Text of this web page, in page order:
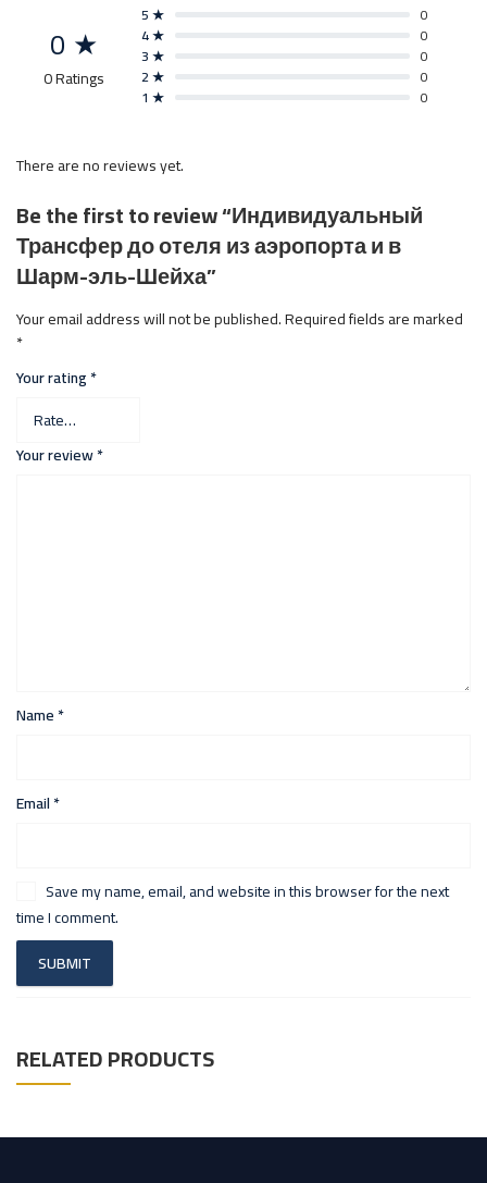
0 ★
0 Ratings
5 ★
0
4 ★
0
3 ★
0
2 ★
0
1 ★
0
There are no reviews yet.
Be the first to review “Индивидуальный
Трансфер до отеля из аэропорта и в
Шарм-эль-Шейха”
Your email address will not be published.Required fields are marked
*
Your rating*
Your review*
Name*
Email*
Save my name, email, and website in this browser for the next
time I comment.
RELATED PRODUCTS